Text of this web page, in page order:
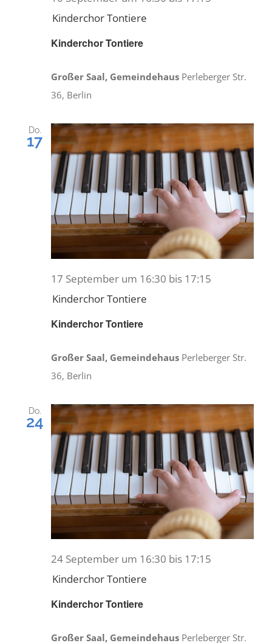
Kinderchor Tontiere
Kinderchor Tontiere
Großer Saal, Gemeindehaus Perleberger Str.
36, Berlin
Do.
17
Kinderchor Tontiere
17 September um 16:30 bis 17:15
Kinderchor Tontiere
Großer Saal, Gemeindehaus Perleberger Str.
36, Berlin
Do.
24
Kinderchor Tontiere
24 September um 16:30 bis 17:15
Kinderchor Tontiere
Großer Saal, Gemeindehaus Perleberger Str.